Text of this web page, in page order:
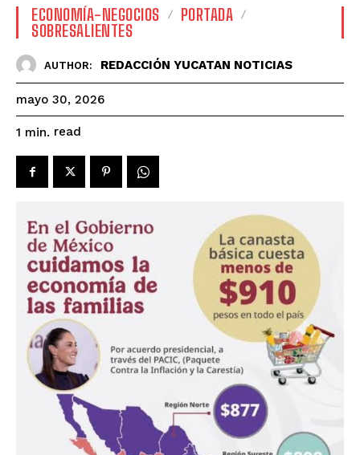
ECONOMÍA-NEGOCIOS
PORTADA
SOBRESALIENTES
AUTHOR: REDACCIÓN YUCATAN NOTICIAS
mayo 30, 2026
1 min. read